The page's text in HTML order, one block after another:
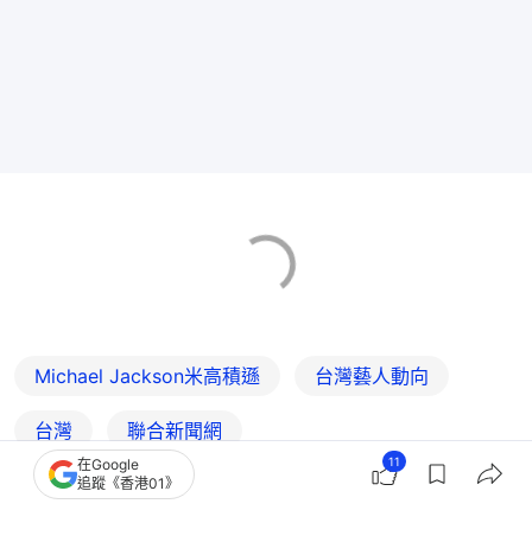
Michael Jackson米高積遜 台灣藝人動向
台灣 聯合新聞網
在Google
追蹤《香港01》
11